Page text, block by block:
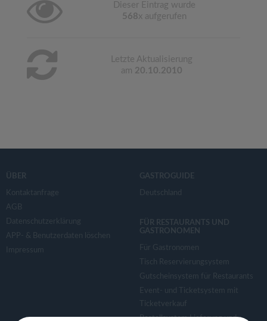
Dieser Eintrag wurde
568x aufgerufen
Letzte Aktualisierung
am 20.10.2010
ÜBER
Kontaktanfrage
AGB
Datenschutzerklärung
APP- & Benutzerdaten löschen
Impressum
GASTROGUIDE
Deutschland
FÜR RESTAURANTS UND
GASTRONOMEN
Für Gastronomen
Tisch Reservierungsystem
Gutscheinsystem für Restaurants
Event- und Ticketsystem mit
Ticketverkauf
Bestellsystem Lieferung und
n